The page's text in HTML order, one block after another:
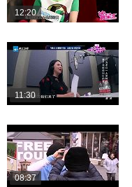
12:20
11:30
08:37